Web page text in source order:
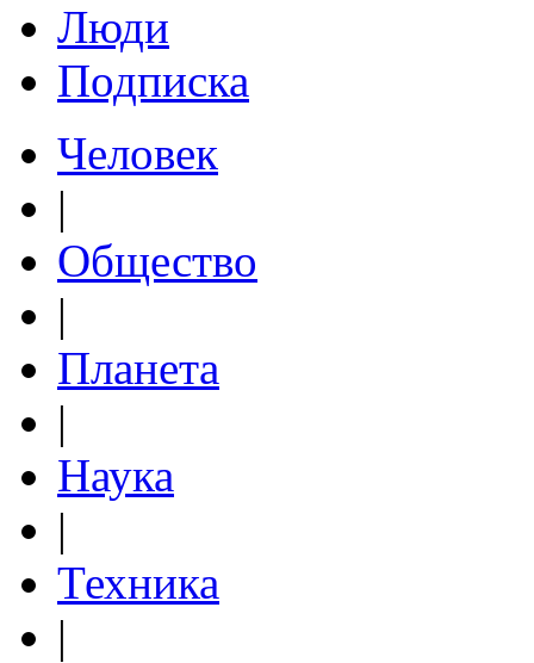
Люди
Подписка
Человек
|
Общество
|
Планета
|
Наука
|
Техника
|